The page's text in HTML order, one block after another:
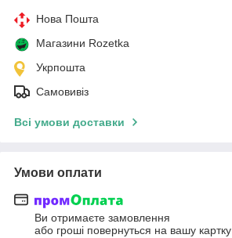
Нова Пошта
Магазини Rozetka
Укрпошта
Самовивіз
Всі умови доставки
Умови оплати
Ви отримаєте замовлення
або гроші повернуться на вашу картку